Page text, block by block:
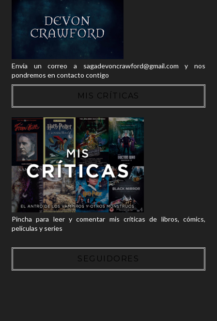
Envía un correo a sagadevoncrawford@gmail.com y nos
pondremos en contacto contigo
MIS CRÍTICAS
Pincha para leer y comentar mis críticas de libros, cómics,
películas y series
SEGUIDORES